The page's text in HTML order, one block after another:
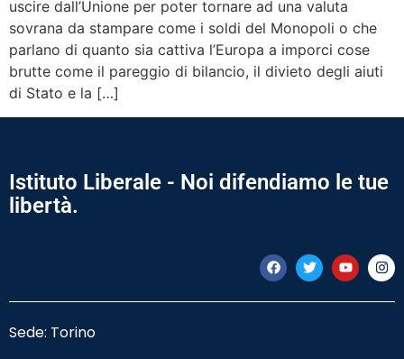
uscire dall’Unione per poter tornare ad una valuta
sovrana da stampare come i soldi del Monopoli o che
parlano di quanto sia cattiva l’Europa a imporci cose
brutte come il pareggio di bilancio, il divieto degli aiuti
di Stato e la […]
Istituto Liberale - Noi difendiamo le tue
libertà.
Sede: Torino